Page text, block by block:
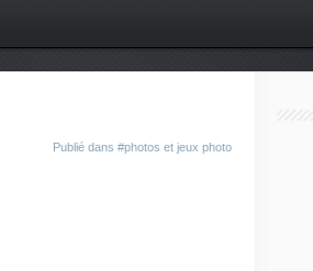
Publié dans #photos et jeux photo